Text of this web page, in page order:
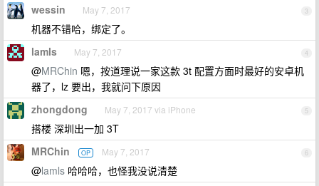
3
wessin May 7, 2017
机器不错哈，绑定了。
4
lamls May 7, 2017
@MRChin 嗯，按道理说一家这款 3t 配置方面时最好的安卓机
器了，lz 要出，我就问下原因
5
zhongdong May 7, 2017 via iPhone
搭楼 深圳出一加 3T
6
MRChin OP May 7, 2017
@lamls 哈哈哈，也怪我没说清楚